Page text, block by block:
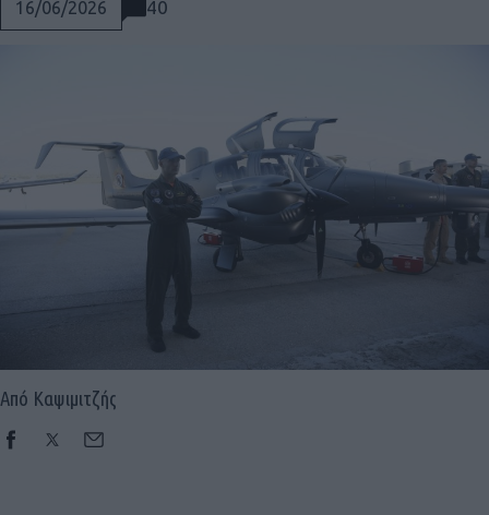
Social
16/06/2026 40
Από Καψιμιτζής